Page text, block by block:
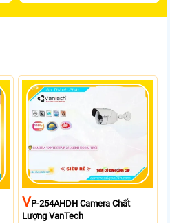
VP-254AHDH Camera Chất
Lượng VanTech